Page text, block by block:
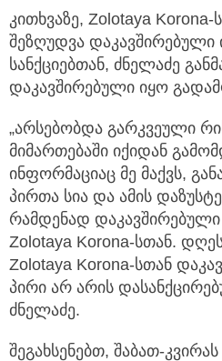
კითხვაზე, Zolotaya Korona-
შეზღუდვა დაკავშირებული
სანქციებთან, ძნელაძე
დაკავშირებული იყო
„არსებობდა გარკვეული
მიმართებაში იქიდან
ინფორმაციაც მე მაქვს,
პირთა სია და ამის
რამდენად დაკავშირებული
Zolotaya Korona-სთან.
Zolotaya Korona-სთან
პირი არ არის
ძნელაძე.
შეგახსენებთ, შაბათ-